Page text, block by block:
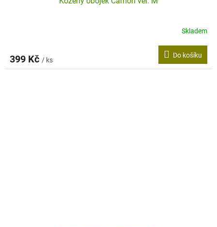
Skladem
399 Kč / ks
Do košíku